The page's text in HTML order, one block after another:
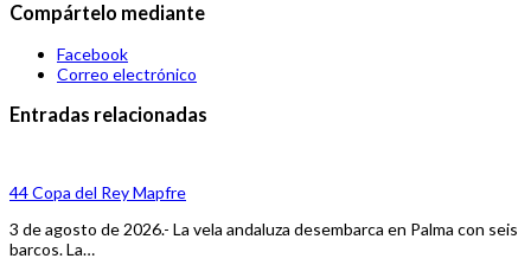
Compártelo mediante
Facebook
Correo electrónico
Entradas relacionadas
44 Copa del Rey Mapfre
3 de agosto de 2026.- La vela andaluza desembarca en Palma con seis
barcos. La…